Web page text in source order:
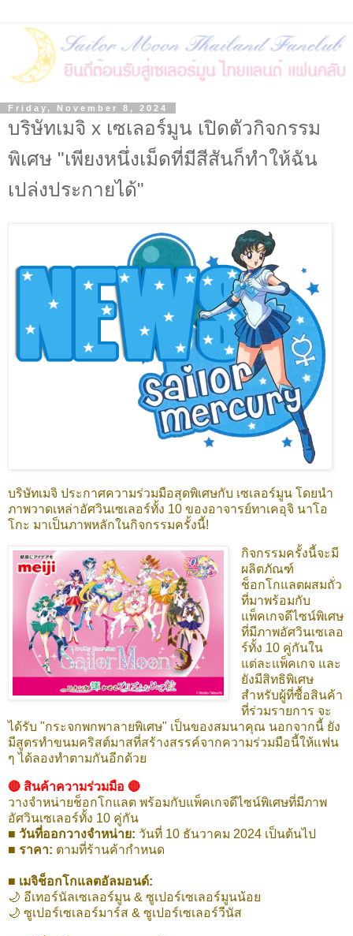
Friday, November 8, 2024
บริษัทเมจิ x เซเลอร์มูน เปิดตัวกิจกรรม
พิเศษ "เพียงหนึ่งเม็ดที่มีสีสันก็ทำให้ฉัน
เปล่งประกายได้"
บริษัทเมจิ ประกาศความร่วมมือสุดพิเศษกับ เซเลอร์มูน โดยนำ
ภาพวาดเหล่าอัศวินเซเลอร์ทั้ง 10 ของอาจารย์ทาเคอุจิ นาโอ
โกะ มาเป็นภาพหลักในกิจกรรมครั้งนี้!
กิจกรรมครั้งนี้จะมี
ผลิตภัณฑ์
ช็อกโกแลตผสมถั่ว
ที่มาพร้อมกับ
แพ็คเกจดีไซน์พิเศษ
ที่มีภาพอัศวินเซเลอ
ร์ทั้ง 10 คู่กันใน
แต่ละแพ็คเกจ และ
ยังมีสิทธิพิเศษ
สำหรับผู้ที่ซื้อสินค้า
ที่ร่วมรายการ จะ
ได้รับ "กระจกพกพาลายพิเศษ" เป็นของสมนาคุณ นอกจากนี้ ยัง
มีสูตรทำขนมคริสต์มาสที่สร้างสรรค์จากความร่วมมือนี้ให้แฟน
ๆ ได้ลองทำตามกันอีกด้วย
🔴 สินค้าความร่วมมือ 🔴
วางจำหน่ายช็อกโกแลต พร้อมกับแพ็คเกจดีไซน์พิเศษที่มีภาพ
อัศวินเซเลอร์ทั้ง 10 คู่กัน
■ วันที่ออกวางจำหน่าย: วันที่ 10 ธันวาคม 2024 เป็นต้นไป
■ ราคา: ตามที่ร้านค้ากำหนด
■ เมจิช็อกโกแลตอัลมอนด์:
🌙 อีเทอร์นัลเซเลอร์มูน & ซูเปอร์เซเลอร์มูนน้อย
🌙 ซูเปอร์เซเลอร์มาร์ส & ซูเปอร์เซเลอร์วีนัส